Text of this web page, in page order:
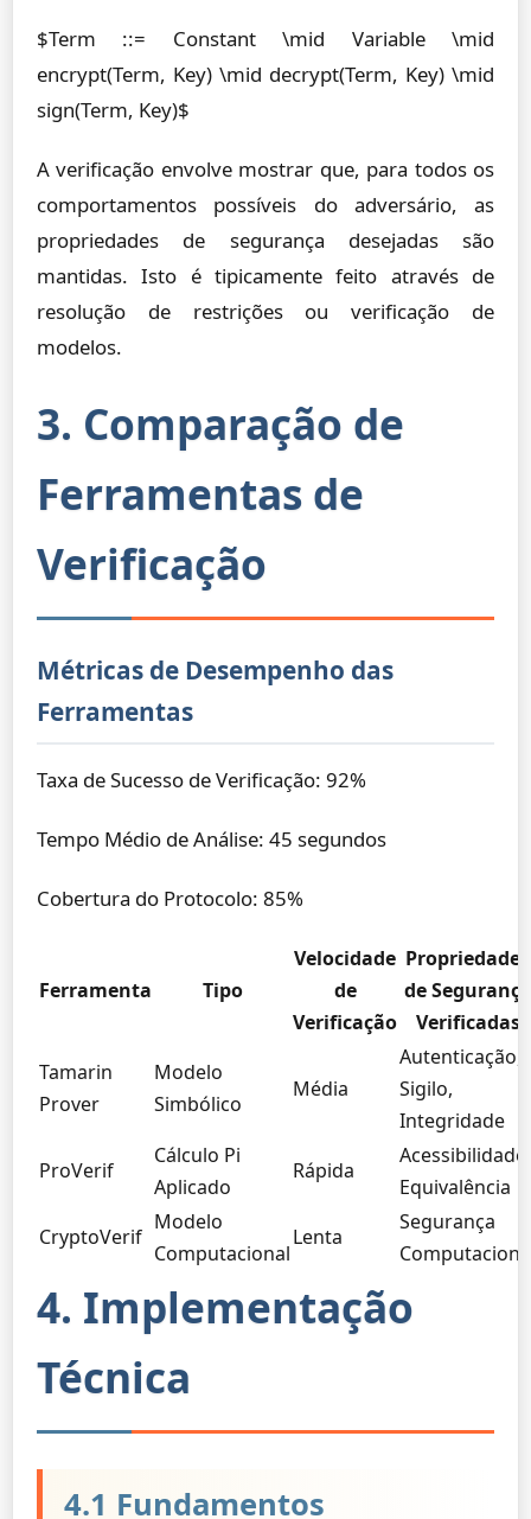
$Term ::= Constant \mid Variable \mid
encrypt(Term, Key) \mid decrypt(Term, Key) \mid
sign(Term, Key)$
A verificação envolve mostrar que, para todos os
comportamentos possíveis do adversário, as
propriedades de segurança desejadas são
mantidas. Isto é tipicamente feito através de
resolução de restrições ou verificação de
modelos.
3. Comparação de
Ferramentas de
Verificação
Métricas de Desempenho das
Ferramentas
Taxa de Sucesso de Verificação: 92%
Tempo Médio de Análise: 45 segundos
Cobertura do Protocolo: 85%
Ferramenta Tipo
Velocidade
de
Verificação
Propriedades
de Segurança
Verificadas
Tamarin
Prover
Modelo
Simbólico
Média
Autenticação,
Sigilo,
Integridade
ProVerif
Cálculo Pi
Aplicado
Rápida
Acessibilidade,
Equivalência
CryptoVerif
Modelo
Computacional
Lenta
Segurança
4. Implementação
Técnica
4.1 Fundamentos